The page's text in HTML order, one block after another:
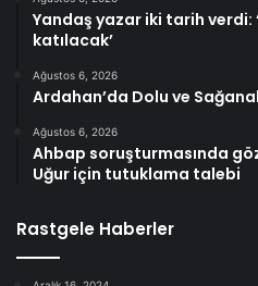
Yandaş yazar iki tarih verdi:
katılacak’
Ağustos 6, 2026
Ardahan’da Dolu ve
Ağustos 6, 2026
Ahbap soruşturmasında
Uğur için tutuklama talebi
Rastgele Haberler